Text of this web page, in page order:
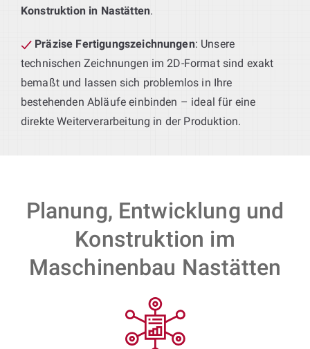
Konstruktion in Nastätten.
Präzise Fertigungszeichnungen: Unsere
technischen Zeichnungen im 2D-Format sind exakt
bemaßt und lassen sich problemlos in Ihre
bestehenden Abläufe einbinden – ideal für eine
direkte Weiterverarbeitung in der Produktion.
Planung, Entwicklung und
Konstruktion im
Maschinenbau Nastätten